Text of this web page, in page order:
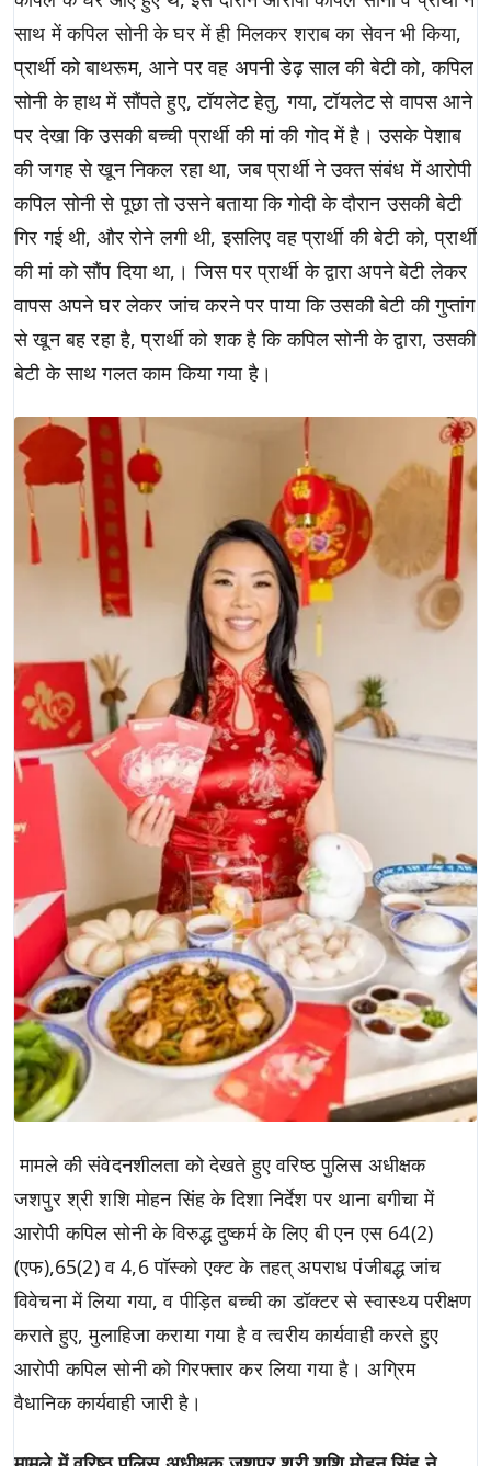
साथ में कपिल सोनी के घर में ही मिलकर शराब का सेवन भी किया,
प्रार्थी को बाथरूम, आने पर वह अपनी डेढ़ साल की बेटी को, कपिल
सोनी के हाथ में सौंपते हुए, टॉयलेट हेतु, गया, टॉयलेट से वापस आने
पर देखा कि उसकी बच्ची प्रार्थी की मां की गोद में है। उसके पेशाब
की जगह से खून निकल रहा था, जब प्रार्थी ने उक्त संबंध में आरोपी
कपिल सोनी से पूछा तो उसने बताया कि गोदी के दौरान उसकी बेटी
गिर गई थी, और रोने लगी थी, इसलिए वह प्रार्थी की बेटी को, प्रार्थी
की मां को सौंप दिया था,। जिस पर प्रार्थी के द्वारा अपने बेटी लेकर
वापस अपने घर लेकर जांच करने पर पाया कि उसकी बेटी की गुप्तांग
से खून बह रहा है, प्रार्थी को शक है कि कपिल सोनी के द्वारा, उसकी
बेटी के साथ गलत काम किया गया है।
मामले की संवेदनशीलता को देखते हुए वरिष्ठ पुलिस अधीक्षक
जशपुर श्री शशि मोहन सिंह के दिशा निर्देश पर थाना बगीचा में
आरोपी कपिल सोनी के विरुद्ध दुष्कर्म के लिए बी एन एस 64(2)
(एफ),65(2) व 4,6 पॉस्को एक्ट के तहत् अपराध पंजीबद्ध जांच
विवेचना में लिया गया, व पीड़ित बच्ची का डॉक्टर से स्वास्थ्य परीक्षण
कराते हुए, मुलाहिजा कराया गया है व त्वरीय कार्यवाही करते हुए
आरोपी कपिल सोनी को गिरफ्तार कर लिया गया है। अग्रिम
वैधानिक कार्यवाही जारी है।